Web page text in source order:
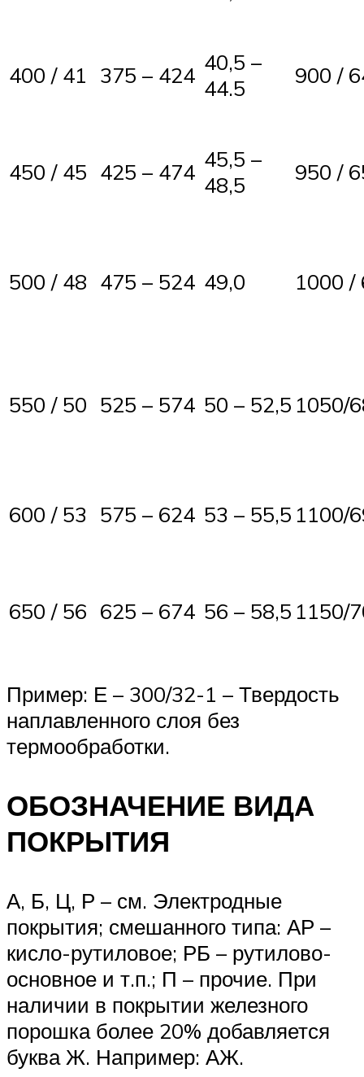
400 / 41 375 – 424 40,5 –
44.5
900 /
450 / 45 425 – 474 45,5 –
48,5
950 /
500 / 48 475 – 524 49,0 1000 /
550 / 50 525 – 574 50 – 52,5 1050/
600 / 53 575 – 624 53 – 55,5 1100/
650 / 56 625 – 674 56 – 58,5 1150/
Пример: Е – 300/32-1 – Твердость
наплавленного слоя без
термообработки.
ОБОЗНАЧЕНИЕ ВИДА
ПОКРЫТИЯ
А, Б, Ц, Р – см. Электродные
покрытия; смешанного типа: АР –
кисло-рутиловое; РБ – рутилово-
основное и т.п.; П – прочие. При
наличии в покрытии железного
порошка более 20% добавляется
буква Ж. Например: АЖ.